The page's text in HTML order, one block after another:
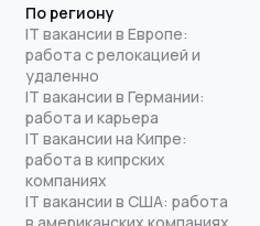
По региону
IT вакансии в Европе:
работа с релокацией и
удаленно
IT вакансии в Германии:
работа и карьера
IT вакансии на Кипре:
работа в кипрских
компаниях
IT вакансии в США: работа